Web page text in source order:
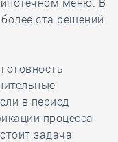
меню. В
ста решений
в период
процесса
задача